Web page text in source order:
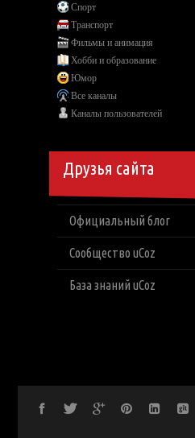
Спорт
Транспорт
Фильмы и анимация
Хобби и образование
Юмор
Все каналы
Каналы пользователей
Друзья сайта
Официальный блог
Сообщество uCoz
База знаний uCoz